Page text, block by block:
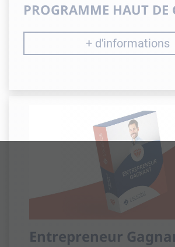
PROGRAMME HAUT DE
+ d'informations
Entrepreneur